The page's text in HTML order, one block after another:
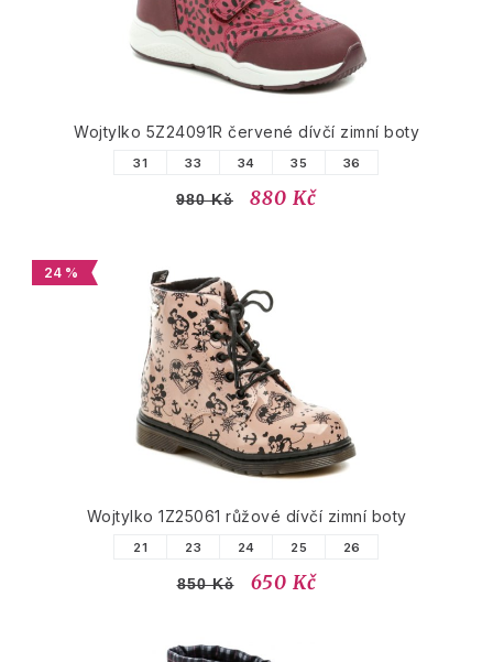
Wojtylko 5Z24091R červené dívčí zimní boty
31 33 34 35 36
980 Kč 880 Kč
24 %
Wojtylko 1Z25061 růžové dívčí zimní boty
21 23 24 25 26
850 Kč 650 Kč